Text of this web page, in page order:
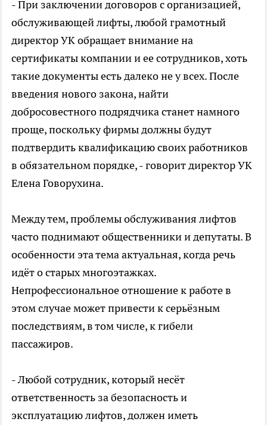
- При заключении договоров с организацией,
обслуживающей лифты, любой грамотный
директор УК обращает внимание на
сертификаты компании и ее сотрудников, хоть
такие документы есть далеко не у всех. После
введения нового закона, найти
добросовестного подрядчика станет намного
проще, поскольку фирмы должны будут
подтвердить квалификацию своих работников
в обязательном порядке, - говорит директор УК
Елена Говорухина.
Между тем, проблемы обслуживания лифтов
часто поднимают общественники и депутаты. В
особенности эта тема актуальная, когда речь
идёт о старых многоэтажках.
Непрофессиональное отношение к работе в
этом случае может привести к серьёзным
последствиям, в том числе, к гибели
пассажиров.
- Любой сотрудник, который несёт
ответственность за безопасность и
эксплуатацию лифтов, должен иметь